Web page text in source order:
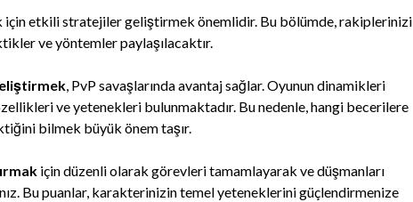
için etkili stratejiler geliştirmek önemlidir. Bu bölümde, rakiplerinizi
ve yöntemler paylaşılacaktır.
, PvP savaşlarında avantaj sağlar. Oyunun dinamikleri
ve yetenekleri bulunmaktadır. Bu nedenle, hangi becerilere
bilmek büyük önem taşır.
için düzenli olarak görevleri tamamlayarak ve düşmanları
Bu puanlar, karakterinizin temel yeteneklerini güçlendirmenize